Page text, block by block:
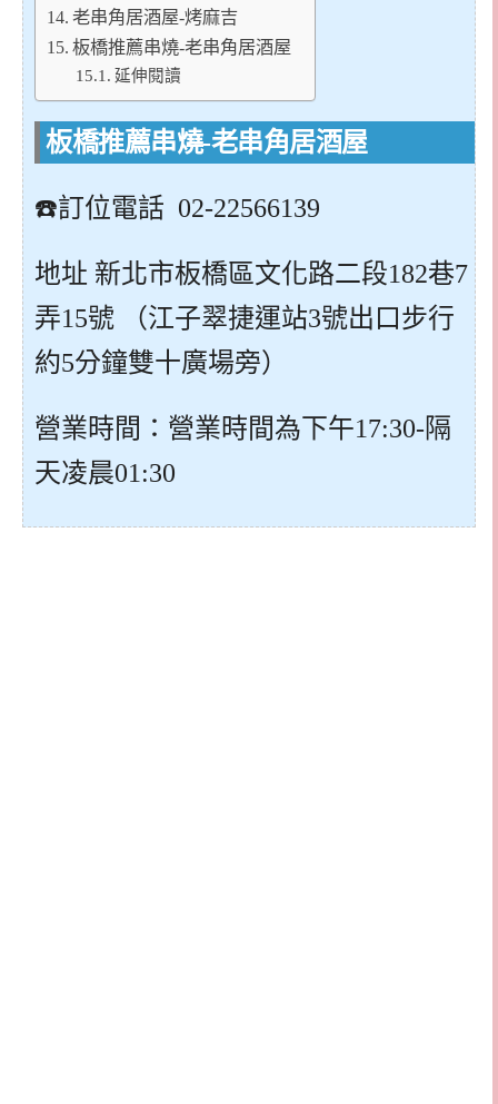
老串角居酒屋-烤麻吉
板橋推薦串燒-老串角居酒屋
延伸閱讀
板橋推薦串燒-老串角居酒屋
☎️訂位電話 02-22566139
地址 新北市板橋區文化路二段182巷7
弄15號 （江子翠捷運站3號出口步行
約5分鐘雙十廣場旁）
營業時間：營業時間為下午17:30-隔
天凌晨01:30